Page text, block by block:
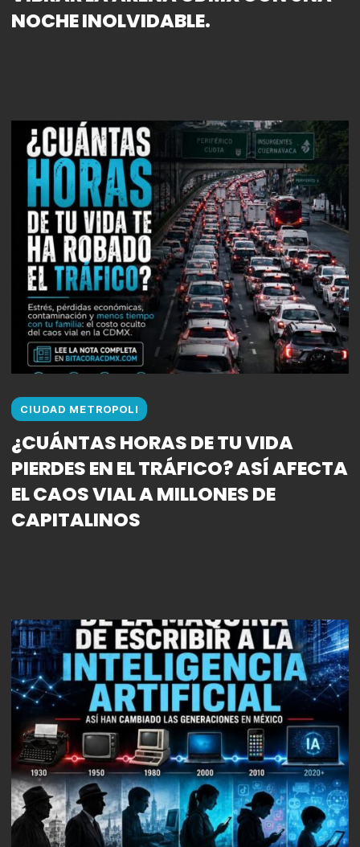
NOCHE INOLVIDABLE.
CIUDAD METROPOLI
¿CUÁNTAS HORAS DE TU VIDA
PIERDES EN EL TRÁFICO? ASÍ AFECTA
EL CAOS VIAL A MILLONES DE
CAPITALINOS